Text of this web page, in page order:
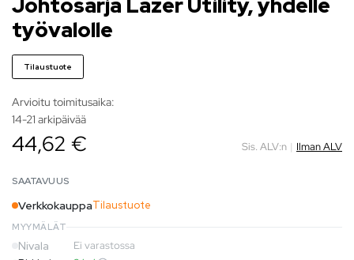
Johtosarja Lazer Utility, yhdelle
työvalolle
Tilaustuote
Arvioitu toimitusaika:
14-21 arkipäivää
44,62 € Sis. ALV:n | Ilman ALV
SAATAVUUS
VerkkokauppaTilaustuote
MYYMÄLÄT
Nivala Ei varastossa